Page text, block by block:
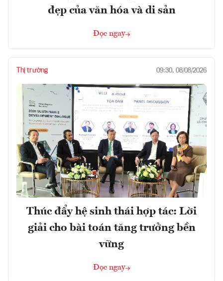
đẹp của văn hóa và di sản
Đọc ngay
Thị trường 09:30, 08/08/2026
Thúc đẩy hệ sinh thái hợp tác: Lời
giải cho bài toán tăng trưởng bền
vững
Đọc ngay